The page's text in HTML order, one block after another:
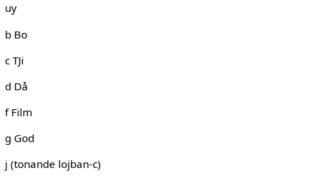
uy
b Bo
c TJi
d Då
f Film
g God
j (tonande lojban-c)